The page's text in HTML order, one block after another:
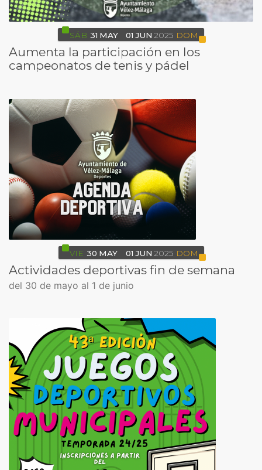
SÁB 31 MAY 01 JUN 2025 DOM
Aumenta la participación en los
campeonatos de tenis y pádel
VIE 30 MAY 01 JUN 2025 DOM
Actividades deportivas fin de semana
del 30 de mayo al 1 de junio